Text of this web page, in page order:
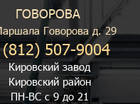
ГОВОРОВА
Говорова д. 29
507-9004
Кировский завод
Кировский район
ПН-ВС с 9 до 21